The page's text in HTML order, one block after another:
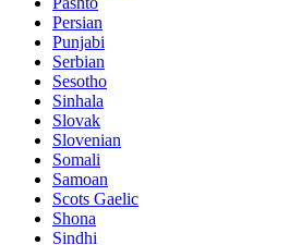
Persian
Punjabi
Serbian
Sesotho
Sinhala
Slovak
Slovenian
Somali
Samoan
Scots Gaelic
Shona
Sindhi